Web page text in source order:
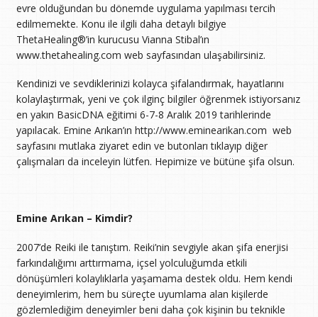
evre olduğundan bu dönemde uygulama yapılması tercih
edilmemekte. Konu ile ilgili daha detaylı bilgiye
ThetaHealing®’in kurucusu Vianna Stibal’ın
www.thetahealing.com web sayfasından ulaşabilirsiniz.
Kendinizi ve sevdiklerinizi kolayca şifalandırmak, hayatlarını
kolaylaştırmak, yeni ve çok ilginç bilgiler öğrenmek istiyorsanız
en yakın BasicDNA eğitimi 6-7-8 Aralık 2019 tarihlerinde
yapılacak. Emine Arıkan’ın http://www.eminearikan.com web
sayfasını mutlaka ziyaret edin ve butonları tıklayıp diğer
çalışmaları da inceleyin lütfen. Hepimize ve bütüne şifa olsun.
Emine Arıkan – Kimdir?
2007’de Reiki ile tanıştım. Reiki’nin sevgiyle akan şifa enerjisi
farkındalığımı arttırmama, içsel yolculuğumda etkili
dönüşümleri kolaylıklarla yaşamama destek oldu. Hem kendi
deneyimlerim, hem bu süreçte uyumlama alan kişilerde
gözlemlediğim deneyimler beni daha çok kişinin bu teknikle